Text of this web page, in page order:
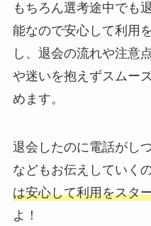
もちろん選考途中でも
能なので安心して利用
し、退会の流れや注意
や迷いを抱えずスムー
めます。
退会したのに電話がし
などもお伝えしていくの
は安心して利用をスタ
よ！